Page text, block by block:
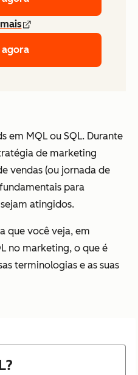
agora
em MQL ou SQL. Durante
de marketing
vendas (ou jornada de
para
atingidos.
que você veja, em
no marketing, o que é
terminologias e as suas